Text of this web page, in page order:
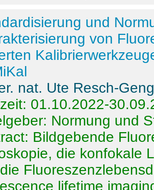
und
von
nat. Ute Resch-
01.10.2022-
Normung und
Bildgebende
die konfokale
lifetime